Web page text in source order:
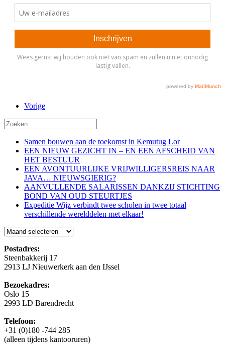
Vorige
Samen bouwen aan de toekomst in Kemutug Lor
EEN NIEUW GEZICHT IN – EN EEN AFSCHEID VAN
HET BESTUUR
EEN AVONTUURLIJKE VRIJWILLIGERSREIS NAAR
JAVA… NIEUWSGIERIG?
AANVULLENDE SALARISSEN DANKZIJ STICHTING
BOND VAN OUD STEURTJES
Expeditie Wijz verbindt twee scholen in twee totaal
verschillende werelddelen met elkaar!
Blog
Postadres:
Steenbakkerij 17
2913 LJ Nieuwerkerk aan den IJssel
Bezoekadres:
Oslo 15
2993 LD Barendrecht
Telefoon:
+31 (0)180 -744 285
(alleen tijdens kantooruren)